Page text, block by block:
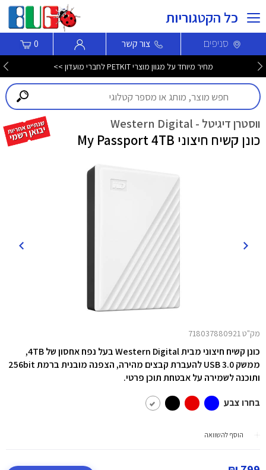
כל הקטגוריות
סניפים צור קשר 0
מחיר מיוחד על מגוון מוצרי PETKIT לחברי מועדון >>
ווסטרן דיגיטל - Western Digital
כונן קשיח חיצוני My Passport 4TB
מק"ט 718037880921
כונן קשיח חיצוני מבית Western Digital בעל נפח אחסון של 4TB,
ממשק USB 3.0 להעברת קבצים מהירה, הצפנה מובנית ברמת 256bit
ותוכנה לשמירה על אבטחת תוכן פרטי.
בחרו צבע
הוסף להשוואה